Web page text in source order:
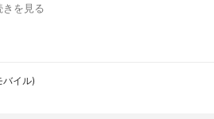
きを見る
イル)